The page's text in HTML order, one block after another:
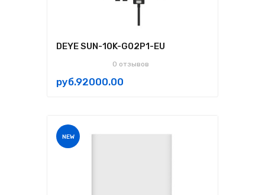
DEYE SUN-10K-G02P1-EU
0 отзывов
руб.92000.00
NEW